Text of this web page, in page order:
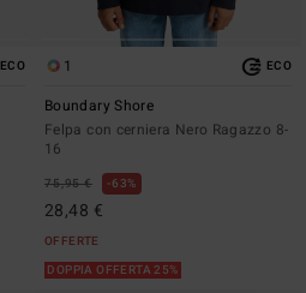
ECO 1 ECO
Boundary Shore
Felpa con cerniera Nero Ragazzo 8-
16
75,95 € 63%
28,48 €
OFFERTE
DOPPIA OFFERTA 25%